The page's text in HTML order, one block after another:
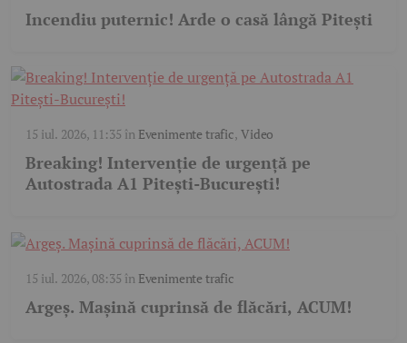
Incendiu puternic! Arde o casă lângă Pitești
15 iul. 2026, 11:35 în Evenimente trafic, Video
Breaking! Intervenție de urgență pe
Autostrada A1 Pitești-București!
15 iul. 2026, 08:35 în Evenimente trafic
Argeș. Mașină cuprinsă de flăcări, ACUM!